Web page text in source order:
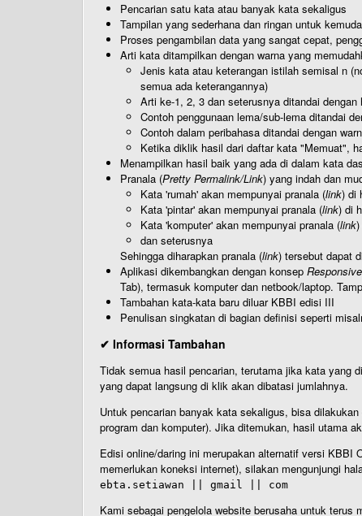
Pencarian satu kata atau banyak kata sekaligus
Tampilan yang sederhana dan ringan untuk
Proses pengambilan data yang sangat cepat,
Arti kata ditampilkan dengan warna yang
Jenis kata atau keterangan istilah semisal n
semua ada keterangannya)
Arti ke-1, 2, 3 dan seterusnya ditandai
Contoh penggunaan lema/sub-lema ditandai
Contoh dalam peribahasa ditandai dengan
Ketika diklik hasil dari daftar kata "Memuat",
Menampilkan hasil baik yang ada di dalam kata
Pranala (Pretty Permalink/Link) yang indah dan
Kata 'rumah' akan mempunyai pranala (link) di
Kata 'pintar' akan mempunyai pranala (link) di
Kata 'komputer' akan mempunyai pranala (link
dan seterusnya
Sehingga diharapkan pranala (link) tersebut dapat
Aplikasi dikembangkan dengan konsep
Tab), termasuk komputer dan netbook/laptop.
Tambahan kata-kata baru diluar KBBI edisi III
Penulisan singkatan di bagian definisi seperti
✔ Informasi Tambahan
Tidak semua hasil pencarian, terutama jika kata yang
yang dapat langsung di klik akan dibatasi jumlahnya.
Untuk pencarian banyak kata sekaligus, bisa
program dan komputer). Jika ditemukan, hasil utama
Edisi online/daring ini merupakan alternatif versi KBBI
memerlukan koneksi internet), silakan mengunjungi
ebta.setiawan || gmail || com
Kami sebagai pengelola website berusaha untuk